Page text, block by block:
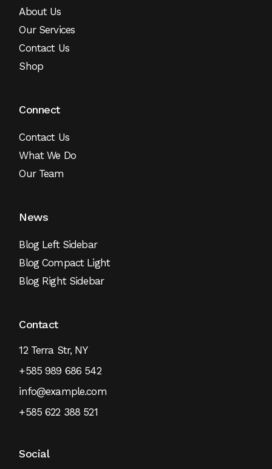
About Us
Our Services
Contact Us
Shop
Connect
Contact Us
What We Do
Our Team
News
Blog Left Sidebar
Blog Compact Light
Blog Right Sidebar
Contact
12 Terra Str, NY
+585 989 686 542
info@example.com
+585 622 388 521
Social